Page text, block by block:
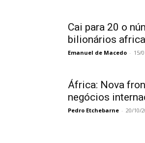
Cai para 20 o
bilionários
Emanuel de Macedo - 15/
África: Nova
negócios
Pedro Etchebarne - 20/10/